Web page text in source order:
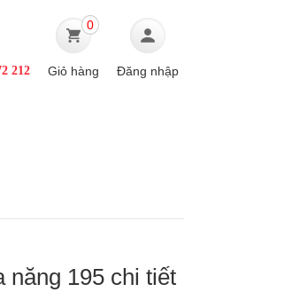
212
0
Giỏ hàng Đăng nhập
năng 195 chi tiết